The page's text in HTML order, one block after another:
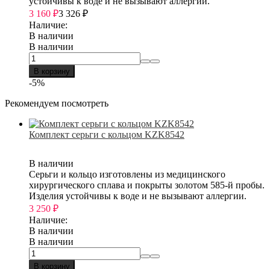
3 160 ₽3 326 ₽
Наличие:
В наличии
В наличии
В корзину
-5%
Рекомендуем посмотреть
Комплект серьги с кольцом KZK8542
В наличии
Серьги и кольцо изготовлены из медицинского
хирургического сплава и покрыты золотом 585-й пробы.
Изделия устойчивы к воде и не вызывают аллергии.
3 250 ₽
Наличие:
В наличии
В наличии
В корзину